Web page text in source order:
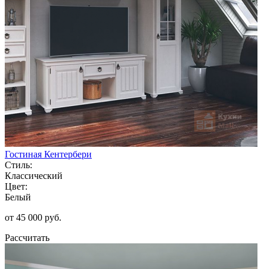
Гостиная Кентербери
Стиль:
Классический
Цвет:
Белый
от 45 000 руб.
Рассчитать